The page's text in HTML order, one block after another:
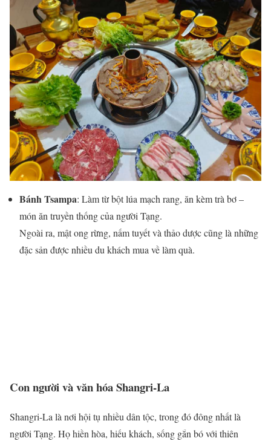
Bánh Tsampa: Làm từ bột lúa mạch rang, ăn kèm trà bơ –
món ăn truyền thống của người Tạng.
Ngoài ra, mật ong rừng, nấm tuyết và thảo dược cũng là những
đặc sản được nhiều du khách mua về làm quà.
Con người và văn hóa Shangri-La
Shangri-La là nơi hội tụ nhiều dân tộc, trong đó đông nhất là
người Tạng. Họ hiền hòa, hiếu khách, sống gắn bó với thiên